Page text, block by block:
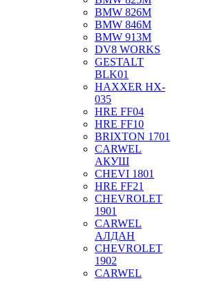
BMW 826M
BMW 846M
BMW 913M
DV8 WORKS
GESTALT
BLK01
HAXXER HX-
035
HRE FF04
HRE FF10
BRIXTON 1701
CARWEL
АКУШ
CHEVI 1801
HRE FF21
CHEVROLET
1901
CARWEL
АЛДАН
CHEVROLET
1902
CARWEL